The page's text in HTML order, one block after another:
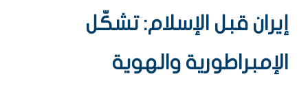
إيران قبل الإسلام: تشكّل
الإمبراطورية والهوية